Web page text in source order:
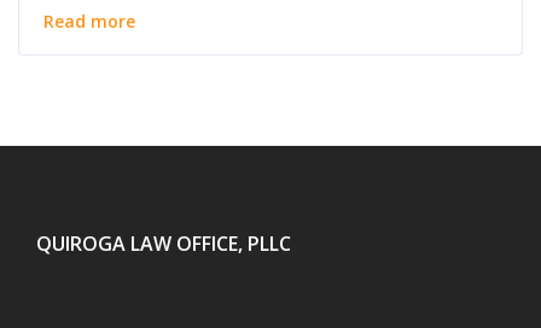
Read more
QUIROGA LAW OFFICE, PLLC